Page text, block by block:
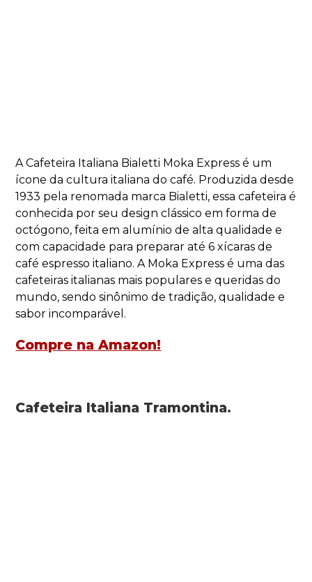
A Cafeteira Italiana Bialetti Moka Express é um
ícone da cultura italiana do café. Produzida desde
1933 pela renomada marca Bialetti, essa cafeteira é
conhecida por seu design clássico em forma de
octógono, feita em alumínio de alta qualidade e
com capacidade para preparar até 6 xícaras de
café espresso italiano. A Moka Express é uma das
cafeteiras italianas mais populares e queridas do
mundo, sendo sinônimo de tradição, qualidade e
sabor incomparável.
Compre na Amazon!
Cafeteira Italiana Tramontina.